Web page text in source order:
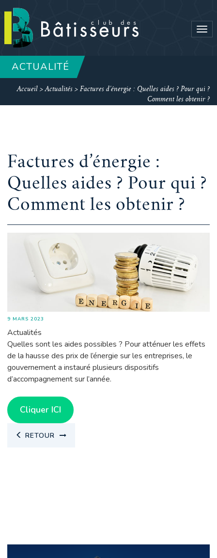
ACTUALITÉ
Accueil >Actualités > Factures d’énergie : Quelles aides ? Pour qui ?
Comment les obtenir ?
Factures d’énergie :
Quelles aides ? Pour qui ?
Comment les obtenir ?
9 MARS 2023
Actualités
Quelles sont les aides possibles ? Pour atténuer les effets
de la hausse des prix de l’énergie sur les entreprises, le
gouvernement a instauré plusieurs dispositifs
d’accompagnement sur l’année.
Cliquer ICI
RETOUR